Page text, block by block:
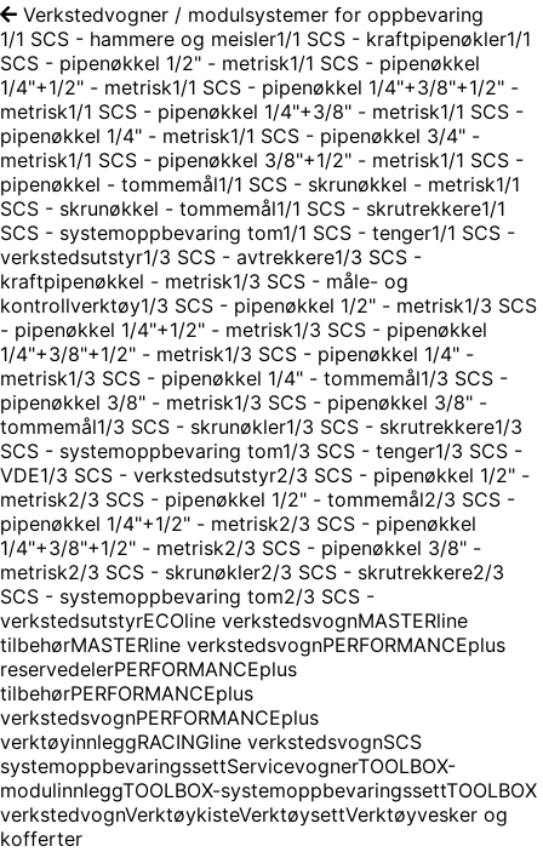
Verkstedvogner / modulsystemer for oppbevaring
1/1 SCS - hammere og meisler1/1 SCS - kraftpipenøkler1/1
SCS - pipenøkkel 1/2" - metrisk1/1 SCS - pipenøkkel
1/4"+1/2" - metrisk1/1 SCS - pipenøkkel 1/4"+3/8"+1/2" -
metrisk1/1 SCS - pipenøkkel 1/4"+3/8" - metrisk1/1 SCS -
pipenøkkel 1/4" - metrisk1/1 SCS - pipenøkkel 3/4" -
metrisk1/1 SCS - pipenøkkel 3/8"+1/2" - metrisk1/1 SCS -
pipenøkkel - tommemål1/1 SCS - skrunøkkel - metrisk1/1
SCS - skrunøkkel - tommemål1/1 SCS - skrutrekkere1/1
SCS - systemoppbevaring tom1/1 SCS - tenger1/1 SCS -
verkstedsutstyr1/3 SCS - avtrekkere1/3 SCS -
kraftpipenøkkel - metrisk1/3 SCS - måle- og
kontrollverktøy1/3 SCS - pipenøkkel 1/2" - metrisk1/3 SCS
- pipenøkkel 1/4"+1/2" - metrisk1/3 SCS - pipenøkkel
1/4"+3/8"+1/2" - metrisk1/3 SCS - pipenøkkel 1/4" -
metrisk1/3 SCS - pipenøkkel 1/4" - tommemål1/3 SCS -
pipenøkkel 3/8" - metrisk1/3 SCS - pipenøkkel 3/8" -
tommemål1/3 SCS - skrunøkler1/3 SCS - skrutrekkere1/3
SCS - systemoppbevaring tom1/3 SCS - tenger1/3 SCS -
VDE1/3 SCS - verkstedsutstyr2/3 SCS - pipenøkkel 1/2" -
metrisk2/3 SCS - pipenøkkel 1/2" - tommemål2/3 SCS -
pipenøkkel 1/4"+1/2" - metrisk2/3 SCS - pipenøkkel
1/4"+3/8"+1/2" - metrisk2/3 SCS - pipenøkkel 3/8" -
metrisk2/3 SCS - skrunøkler2/3 SCS - skrutrekkere2/3
SCS - systemoppbevaring tom2/3 SCS -
verkstedsutstyrECOline verkstedsvognMASTERline
tilbehørMASTERline verkstedsvognPERFORMANCEplus
reservedelerPERFORMANCEplus
tilbehørPERFORMANCEplus
verkstedsvognPERFORMANCEplus
verktøyinnleggRACINGline verkstedsvognSCS
systemoppbevaringssettServicevognerTOOLBOX-
modulinnleggTOOLBOX-systemoppbevaringssettTOOLBOX
verkstedvognVerktøykisteVerktøysettVerktøyvesker og
kofferter